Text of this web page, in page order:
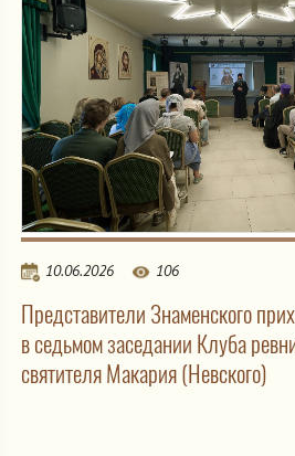
10.06.2026 106
Представители Знаменского
в седьмом заседании Клуба
святителя Макария (Невского)